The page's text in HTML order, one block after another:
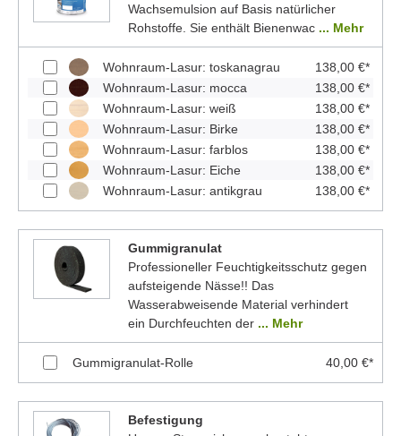
Wachsemulsion auf Basis natürlicher
Rohstoffe. Sie enthält Bienenwac ... Mehr
Wohnraum-Lasur: toskanagrau
138,00 €*
Wohnraum-Lasur: mocca
138,00 €*
Wohnraum-Lasur: weiß
138,00 €*
Wohnraum-Lasur: Birke
138,00 €*
Wohnraum-Lasur: farblos
138,00 €*
Wohnraum-Lasur: Eiche
138,00 €*
Wohnraum-Lasur: antikgrau
138,00 €*
Gummigranulat
Professioneller Feuchtigkeitsschutz gegen
aufsteigende Nässe!! Das
Wasserabweisende Material verhindert
ein Durchfeuchten der ... Mehr
Gummigranulat-Rolle 40,00 €*
Befestigung